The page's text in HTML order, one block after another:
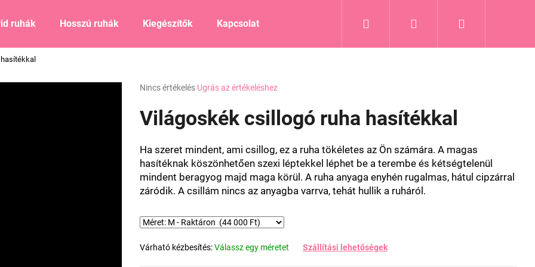
ruhák Hosszú ruhák Kiegészítők Kapcsolat Keresés Bejelentkezés
A
átlagos
értékelése
0,0
csillag.
Nincs értékelés Ugrás az értékeléshez
Világoskék csillogó ruha hasítékkal
Ha szeret mindent, ami csillog, ez a ruha tökéletes az Ön számára. A magas
hasítéknak köszönhetően szexi léptekkel léphet be a terembe és kétségtelenül
mindent beragyog majd maga körül. A ruha anyaga enyhén rugalmas, hátul cipzárral
záródik. A csillám nincs az anyagba varrva, tehát hullik a ruháról.
Várható kézbesítés:Válassz egy méretet Szállítási lehetőségek
KERESÉS